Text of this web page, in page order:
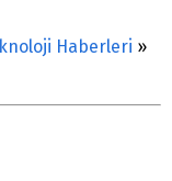
Haberleri »